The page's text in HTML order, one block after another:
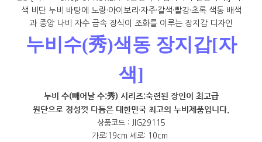
누비수(秀)색동 장지갑[자
색]
누비 수(빼어날 수:秀) 시리즈:숙련된 장인이 최고급
원단으로 정성껏 다듬은 대한민국 최고의 누비제품입니다.
상품코드 : JIG29115
가로:19cm 세로: 10cm